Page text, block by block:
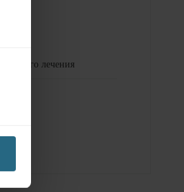
- частичный, 1x
лечения